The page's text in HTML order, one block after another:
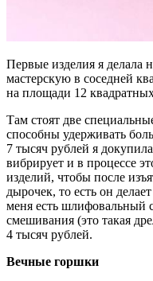
Первые изделия я делала
мастерскую в соседней
на площади 12
Там стоят две
способны удерживать
7 тысяч рублей я
вибрирует и в процессе
изделий, чтобы после
дырочек, то есть он
меня есть шлифовальный
смешивания (это такая
4 тысяч рублей.
Вечные горшки